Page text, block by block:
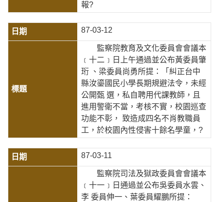
報?
87-03-12
監察院教育及文化委員會會議本
﹝十二﹞日上午通過並公布黃委員肇
珩 、梁委員尚勇所提：「糾正台中
縣汝鎏國民小學長期規避法令，未經
公開甄 選，私自聘用代課教師，且
進用警衛不當，考核不實，校園巡查
功能不彰， 致造成四名不肖教職員
工，於校園內性侵害十餘名學童，?
87-03-11
監察院司法及獄政委員會會議本
﹝十一﹞日通過並公布吳委員水雲、
李 委員伸一、葉委員耀鵬所提：